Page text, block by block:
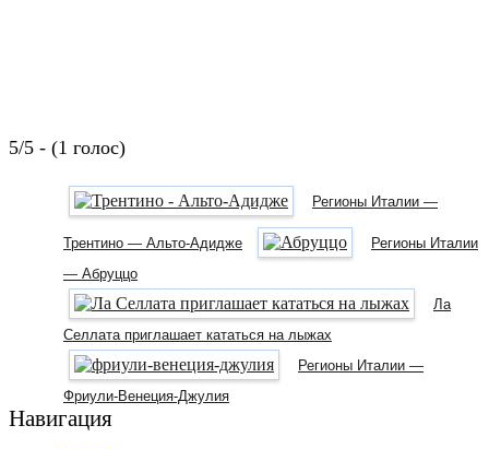
5/5 - (1 голос)
Регионы Италии —
Трентино — Альто-Адидже
Регионы Италии
— Абруццо
Ла
Селлата приглашает кататься на лыжах
Регионы Италии —
Фриули-Венеция-Джулия
Навигация